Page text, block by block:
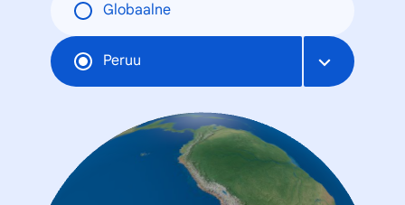
Globaalne
Peruu